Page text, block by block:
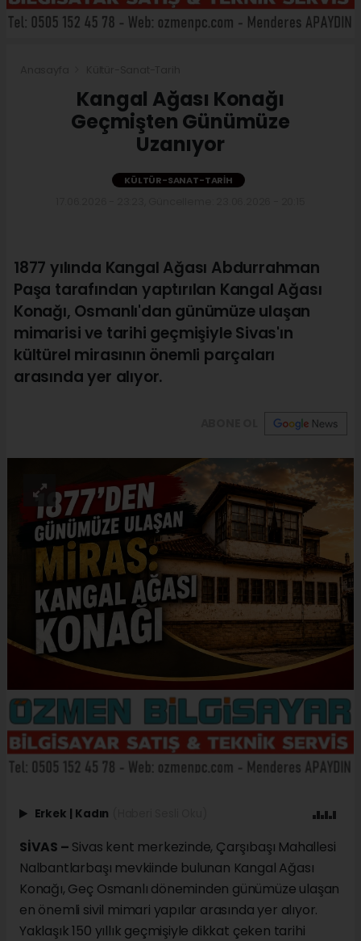
Kangal Ağası Konağı
Geçmişten Günümüze
Uzanıyor
KÜLTÜR-SANAT-TARIH
1877 yılında Kangal Ağası Abdurrahman
Paşa tarafından yaptırılan Kangal Ağası
Konağı, Osmanlı'dan günümüze ulaşan
mimarisi ve tarihi geçmişiyle Sivas'ın
kültürel mirasının önemli parçaları
arasında yer alıyor.
Erkek | Kadın
SİVAS – Sivas kent merkezinde, Çarşıbaşı Mahallesi
Nalbantlarbaşı mevkiinde bulunan Kangal Ağası
Konağı, Geç Osmanlı döneminden günümüze ulaşan
en önemli sivil mimari yapılar arasında yer alıyor.
Yaklaşık 150 yıllık geçmişiyle dikkat çeken tarihi